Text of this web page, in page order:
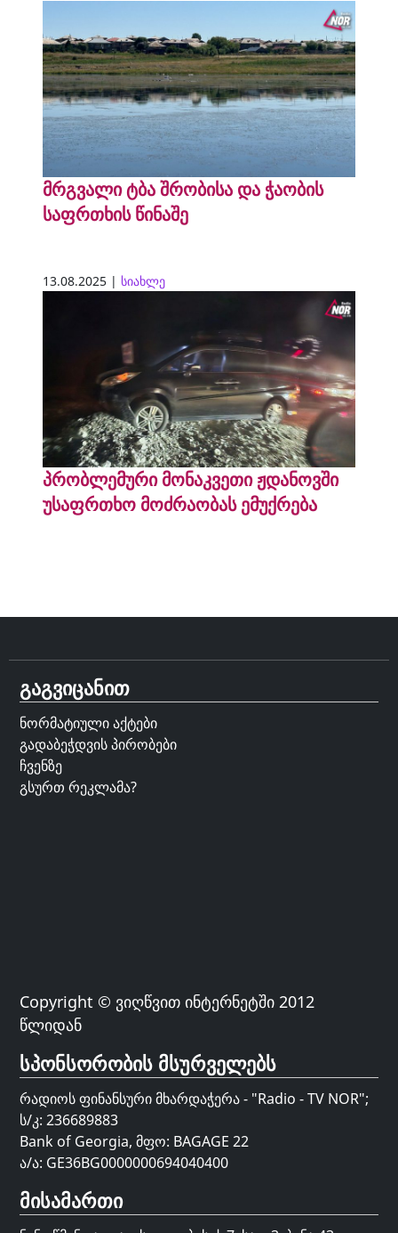
მრგვალი ტბა შრობისა და ჭაობის
საფრთხის წინაშე
13.08.2025 | სიახლე
პრობლემური მონაკვეთი ჟდანოვში
უსაფრთხო მოძრაობას ემუქრება
გაგვიცანით
ნორმატიული აქტები
გადაბეჭდვის პირობები
ჩვენზე
გსურთ რეკლამა?
Copyright © ვიღწვით ინტერნეტში 2012
წლიდან
სპონსორობის მსურველებს
რადიოს ფინანსური მხარდაჭერა - "Radio - TV NOR";
ს/კ: 236689883
Bank of Georgia, მფო: BAGAGE 22
ა/ა: GE36BG0000000694040400
მისამართი